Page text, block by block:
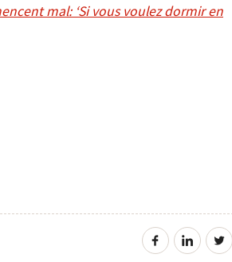
mal: ‘Si vous voulez dormir en